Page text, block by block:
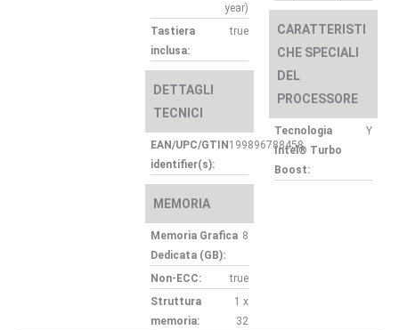
year)
Tastiera
inclusa:
true
DETTAGLI
TECNICI
EAN/UPC/GTIN
identifier(s):
199896788458
MEMORIA
Memoria Grafica
Dedicata (GB):
8
Non-ECC:
true
Struttura
memoria:
1 x
32
CARATTERISTI
CHE SPECIALI
DEL
PROCESSORE
Tecnologia
Intel® Turbo
Boost:
Y